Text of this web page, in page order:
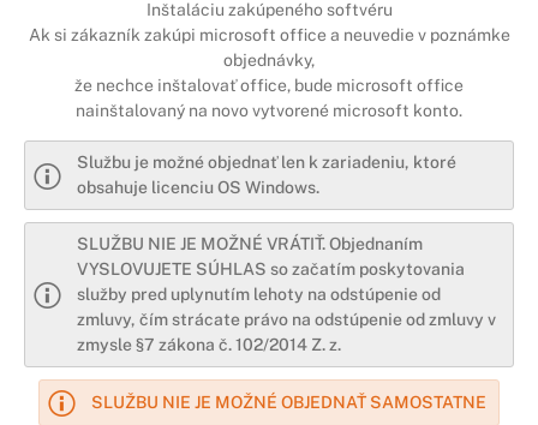
Inštaláciu zakúpeného softvéru
Ak si zákazník zakúpi microsoft office a neuvedie v poznámke
objednávky,
že nechce inštalovať office, bude microsoft office
nainštalovaný na novo vytvorené microsoft konto.
Službu je možné objednať len k zariadeniu, ktoré
obsahuje licenciu OS Windows.
SLUŽBU NIE JE MOŽNÉ VRÁTIŤ. Objednaním
VYSLOVUJETE SÚHLAS so začatím poskytovania
služby pred uplynutím lehoty na odstúpenie od
zmluvy, čím strácate právo na odstúpenie od zmluvy v
zmysle §7 zákona č. 102/2014 Z. z.
SLUŽBU NIE JE MOŽNÉ OBJEDNAŤ SAMOSTATNE